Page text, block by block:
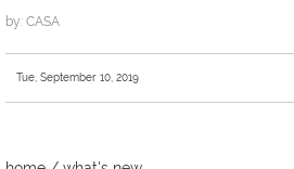
by: CASA
Tue, September 10, 2019